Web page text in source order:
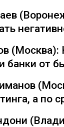
(Москва):
от
а по